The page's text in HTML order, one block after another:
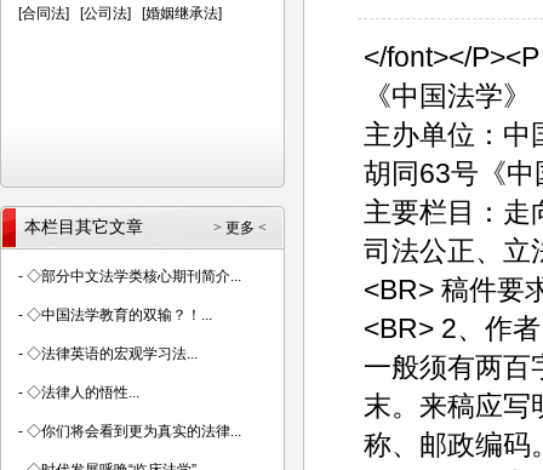
</font></
《中国法学
主办单位：
胡同63号《
主要栏目：走
司法公正、立
<BR> 稿件要
<BR> 2、作
一般须有两百
末。来稿应写
称、邮政编码
[合同法] [公司法] [婚姻继承法]
> 更多 <
本栏目其它文章
- ◇部分中文法学类核心期刊简介...
- ◇中国法学教育的双输？！...
- ◇法律英语的宏观学习法...
- ◇法律人的悟性...
- ◇你们将会看到更为真实的法律...